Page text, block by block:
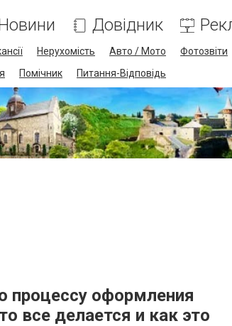
Довідник
Нерухомість Авто / Мото Фотозвіти
Помічник Питання-Відповідь
процессу оформления
все делается и как это